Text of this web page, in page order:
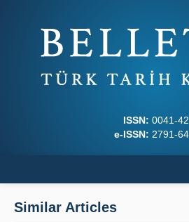
ISSN: 0041-
e-ISSN: 2791-
Similar Articles